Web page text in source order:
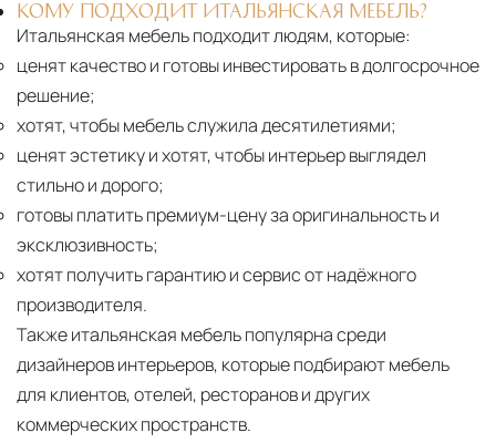
КОМУ ПОДХОДИТ ИТАЛЬЯНСКАЯ МЕБЕЛЬ?
Итальянская мебель подходит людям, которые:
ценят качество и готовы инвестировать в долгосрочное
решение;
хотят, чтобы мебель служила десятилетиями;
ценят эстетику и хотят, чтобы интерьер выглядел
стильно и дорого;
готовы платить премиум-цену за оригинальность и
эксклюзивность;
хотят получить гарантию и сервис от надёжного
производителя.
Также итальянская мебель популярна среди
дизайнеров интерьеров, которые подбирают мебель
для клиентов, отелей, ресторанов и других
коммерческих пространств.